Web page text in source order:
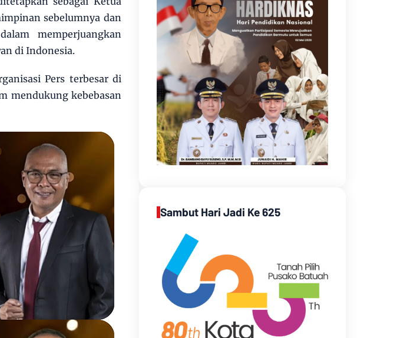
sebelumnya dan
memperjuangkan
di Indonesia.
Pers terbesar di
mendukung kebebasan
Sambut Hari Jadi Ke 625